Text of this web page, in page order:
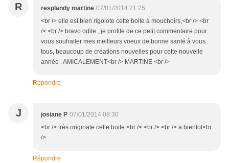
R resplandy martine 07/01/2014 21:25
<br /> elle est bien rigolote cette boite à mouchoirs,<br /> <br
/> <br /> bravo odile , je profite de ce petit commentaire pour
vous souhaiter mes meilleurs voeux de bonne santé à vous
tous, beaucoup de créations nouvelles pour cette nouvelle
année . AMICALEMENT<br /> MARTINE <br />
Répondre
J josiane P 07/01/2014 08:30
<br /> très originale cette boite.<br /> <br /> <br /> a bientot<br
/>
Répondre